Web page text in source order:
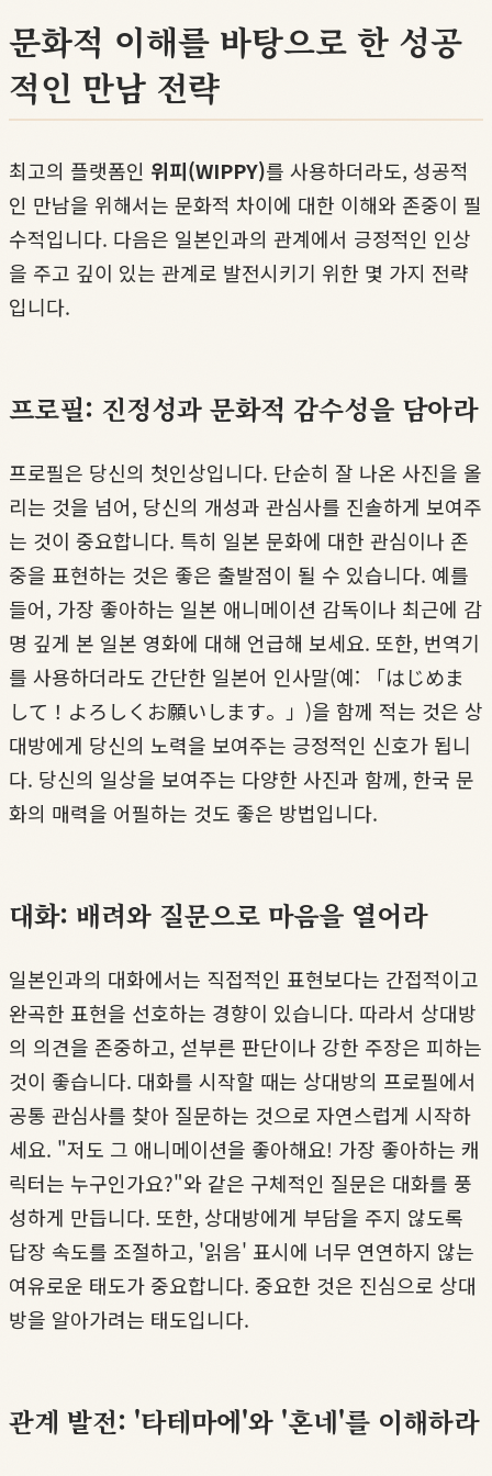
문화적 이해를 바탕으로 한 성공
적인 만남 전략
최고의 플랫폼인 위피(WIPPY)를 사용하더라도, 성공적
인 만남을 위해서는 문화적 차이에 대한 이해와 존중이 필
수적입니다. 다음은 일본인과의 관계에서 긍정적인 인상
을 주고 깊이 있는 관계로 발전시키기 위한 몇 가지 전략
입니다.
프로필: 진정성과 문화적 감수성을 담아라
프로필은 당신의 첫인상입니다. 단순히 잘 나온 사진을 올
리는 것을 넘어, 당신의 개성과 관심사를 진솔하게 보여주
는 것이 중요합니다. 특히 일본 문화에 대한 관심이나 존
중을 표현하는 것은 좋은 출발점이 될 수 있습니다. 예를
들어, 가장 좋아하는 일본 애니메이션 감독이나 최근에 감
명 깊게 본 일본 영화에 대해 언급해 보세요. 또한, 번역기
를 사용하더라도 간단한 일본어 인사말(예: 「はじめま
して！よろしくお願いします。」)을 함께 적는 것은 상
대방에게 당신의 노력을 보여주는 긍정적인 신호가 됩니
다. 당신의 일상을 보여주는 다양한 사진과 함께, 한국 문
화의 매력을 어필하는 것도 좋은 방법입니다.
대화: 배려와 질문으로 마음을 열어라
일본인과의 대화에서는 직접적인 표현보다는 간접적이고
완곡한 표현을 선호하는 경향이 있습니다. 따라서 상대방
의 의견을 존중하고, 섣부른 판단이나 강한 주장은 피하는
것이 좋습니다. 대화를 시작할 때는 상대방의 프로필에서
공통 관심사를 찾아 질문하는 것으로 자연스럽게 시작하
세요. "저도 그 애니메이션을 좋아해요! 가장 좋아하는 캐
릭터는 누구인가요?"와 같은 구체적인 질문은 대화를 풍
성하게 만듭니다. 또한, 상대방에게 부담을 주지 않도록
답장 속도를 조절하고, '읽음' 표시에 너무 연연하지 않는
여유로운 태도가 중요합니다. 중요한 것은 진심으로 상대
방을 알아가려는 태도입니다.
관계 발전: '타테마에'와 '혼네'를 이해하라